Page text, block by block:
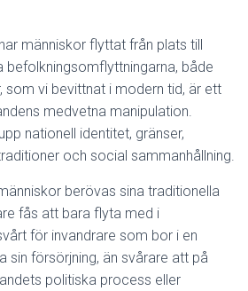
människor flyttat från plats till
befolkningsomflyttningarna, både
som vi bevittnat i modern tid, är ett
medvetna manipulation.
nationell identitet, gränser,
och social sammanhållning.
berövas sina traditionella
fås att bara flyta med i
för invandrare som bor i en
sin försörjning, än svårare att på
politiska process eller